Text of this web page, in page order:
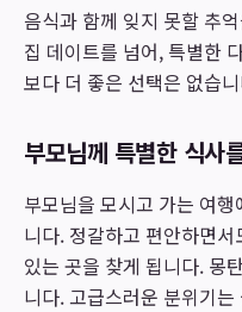
음식과 함께 잊지 못할 추
집 데이트를 넘어, 특별한
보다 더 좋은 선택은 없습
부모님께 특별한 식사
부모님을 모시고 가는 여
니다. 정갈하고 편안하면
있는 곳을 찾게 됩니다. 몽
니다. 고급스러운 분위기